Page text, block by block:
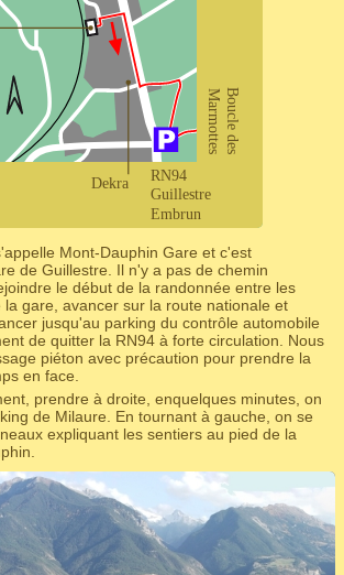
Mont-Dauphin Gare et c'est
de Guillestre. Il n'y a pas de chemin
le début de la randonnée entre les
gare, avancer sur la route nationale et
jusqu'au parking du contrôle automobile
de quitter la RN94 à forte circulation. Nous
piéton avec précaution pour prendre la
en face.
prendre à droite, enquelques minutes, on
de Milaure. En tournant à gauche, on se
expliquant les sentiers au pied de la